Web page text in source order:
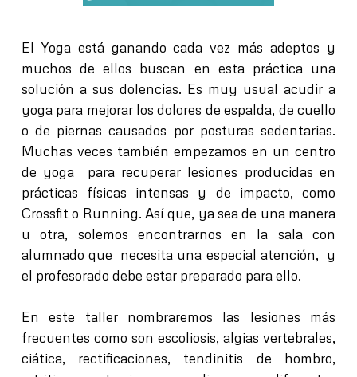
El Yoga está ganando cada vez más adeptos y
muchos de ellos buscan en esta práctica una
solución a sus dolencias. Es muy usual acudir a
yoga para mejorar los dolores de espalda, de cuello
o de piernas causados por posturas sedentarias.
Muchas veces también empezamos en un centro
de yoga para recuperar lesiones producidas en
prácticas físicas intensas y de impacto, como
Crossfit o Running. Así que, ya sea de una manera
u otra, solemos encontrarnos en la sala con
alumnado que necesita una especial atención, y
el profesorado debe estar preparado para ello.
En este taller nombraremos las lesiones más
frecuentes como son escoliosis, algias vertebrales,
ciática, rectificaciones, tendinitis de hombro,